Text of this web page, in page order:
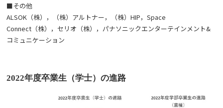
■その他
ALSOK（株），（株）アルトナー，（株）HIP，Space
Connect（株），セリオ（株），パナソニックエンターテインメント&
コミュニケーション
2022年度卒業生（学士）の進路